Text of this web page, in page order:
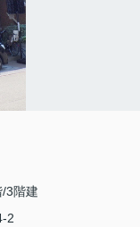
/3階建
2